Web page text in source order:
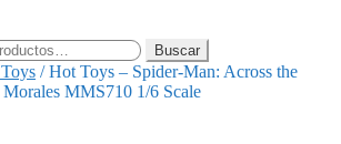
Buscar
/Hot Toys – Spider-Man: Across the
MMS710 1/6 Scale